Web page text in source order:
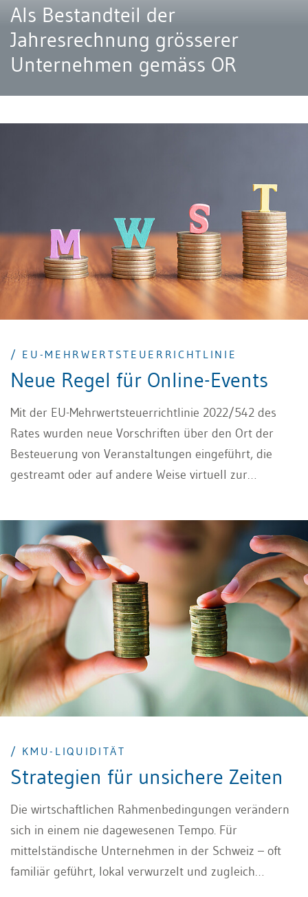
Als Bestandteil der
Jahresrechnung grösserer
Unternehmen gemäss OR
/ EU-MEHRWERTSTEUERRICHTLINIE
Neue Regel für Online-Events
Mit der EU-Mehrwertsteuerrichtlinie 2022/542 des
Rates wurden neue Vorschriften über den Ort der
Besteuerung von Veranstaltungen eingeführt, die
gestreamt oder auf andere Weise virtuell zur
erbracht, in dem die Teilnehmer niedergelassen sind,
ihren ständigen Wohnsitz haben oder sich gewöhnlich
aufhalten. Die Richtlinie gibt den EU-Mitgliedstaaten
die Möglichkeit, auf bestimmte dieser virtuellen
Veranstaltungen ermässigte MWST-Sätze
anzuwenden.
/ KMU-LIQUIDITÄT
Strategien für unsichere Zeiten
Die wirtschaftlichen Rahmenbedingungen verändern
sich in einem nie dagewesenen Tempo. Für
mittelständische Unternehmen in der Schweiz – oft
familiär geführt, lokal verwurzelt und zugleich